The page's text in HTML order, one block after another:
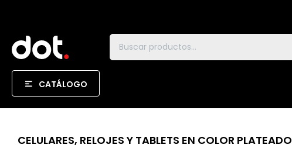
CATÁLOGO
CELULARES, RELOJES Y TABLETS EN COLOR PLATEADO